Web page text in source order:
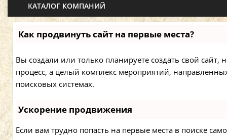
КАТАЛОГ КОМПАНИЙ
Как продвинуть сайт на первые места?
Вы создали или только планируете создать свой сайт,
процесс, а целый комплекс мероприятий,
поисковых системах.
Ускорение продвижения
Если вам трудно попасть на первые места в поиске